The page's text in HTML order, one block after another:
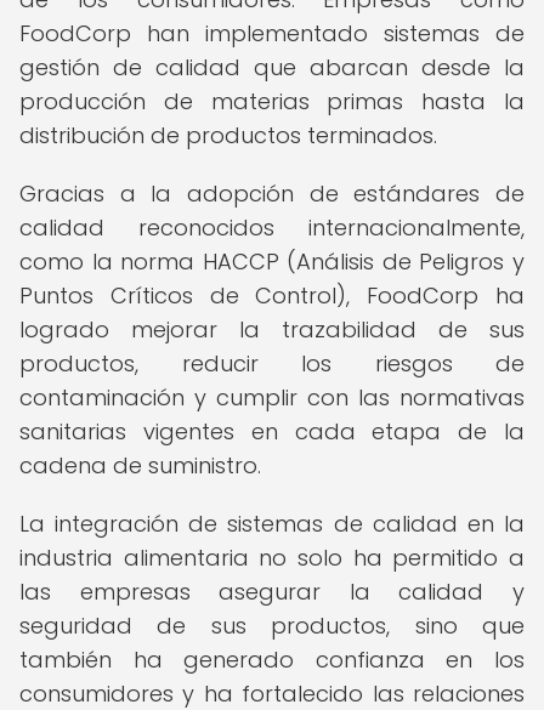
FoodCorp han implementado sistemas de
gestión de calidad que abarcan desde la
producción de materias primas hasta la
distribución de productos terminados.
Gracias a la adopción de estándares de
calidad reconocidos internacionalmente,
como la norma HACCP (Análisis de Peligros y
Puntos Críticos de Control), FoodCorp ha
logrado mejorar la trazabilidad de sus
productos, reducir los riesgos de
contaminación y cumplir con las normativas
sanitarias vigentes en cada etapa de la
cadena de suministro.
La integración de sistemas de calidad en la
industria alimentaria no solo ha permitido a
las empresas asegurar la calidad y
seguridad de sus productos, sino que
también ha generado confianza en los
consumidores y ha fortalecido las relaciones